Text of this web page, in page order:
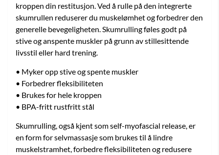
kroppen din restitusjon. Ved å rulle på den integrerte
skumrullen reduserer du muskelømhet og forbedrer den
generelle bevegeligheten. Skumrulling føles godt på
stive og anspente muskler på grunn av stillesittende
livsstil eller hard trening.
• Myker opp stive og spente muskler
• Forbedrer fleksibiliteten
• Brukes for hele kroppen
• BPA-fritt rustfritt stål
Skumrulling, også kjent som self-myofascial release, er
en form for selvmassasje som brukes til å lindre
muskelstramhet, forbedre fleksibiliteten og redusere